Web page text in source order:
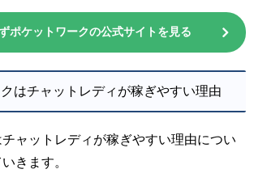
ポケットワークの公式サイトを見る
はチャットレディが稼ぎやすい理由
ャットレディが稼ぎやすい理由につい
きます。